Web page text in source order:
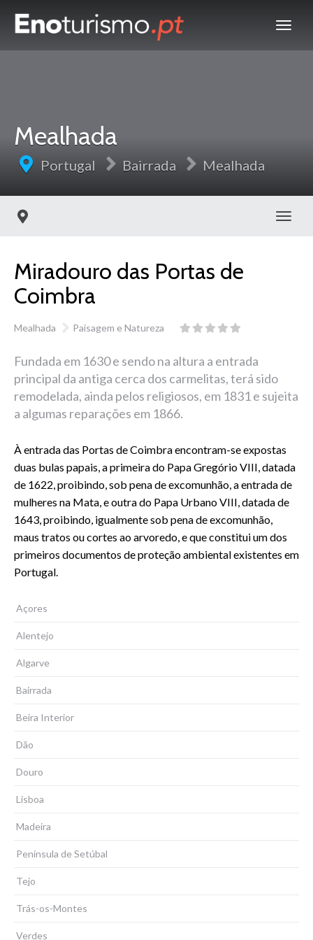
Mealhada
Portugal Bairrada Mealhada
Miradouro das Portas de
Coimbra
Mealhada Paisagem e Natureza
Fundada em 1630 e sendo na altura a entrada
principal da antiga cerca dos carmelitas, terá sido
remodelada, ainda pelos religiosos, em 1831 e sujeita
a algumas reparações em 1866.
À entrada das Portas de Coimbra encontram-se expostas
duas bulas papais, a primeira do Papa Gregório VIII, datada
de 1622, proibindo, sob pena de excomunhão, a entrada de
mulheres na Mata, e outra do Papa Urbano VIII, datada de
1643, proibindo, igualmente sob pena de excomunhão,
maus tratos ou cortes ao arvoredo, e que constitui um dos
primeiros documentos de proteção ambiental existentes em
Portugal.
Açores
Alentejo
Algarve
Bairrada
Beira Interior
Dão
Douro
Lisboa
Madeira
Península de Setúbal
Tejo
Trás-os-Montes
Verdes